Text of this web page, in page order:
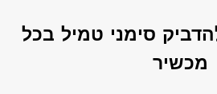
סימני טמיל בכל
מכשיר